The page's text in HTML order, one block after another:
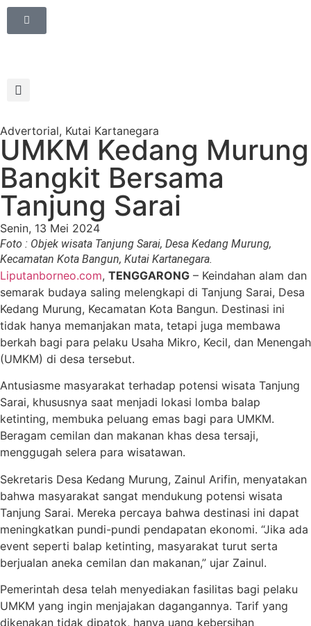
Advertorial, Kutai Kartanegara
UMKM Kedang Murung
Bangkit Bersama
Tanjung Sarai
Senin, 13 Mei 2024
Foto : Objek wisata Tanjung Sarai, Desa Kedang Murung,
Kecamatan Kota Bangun, Kutai Kartanegara.
Liputanborneo.com, TENGGARONG – Keindahan alam dan
semarak budaya saling melengkapi di Tanjung Sarai, Desa
Kedang Murung, Kecamatan Kota Bangun. Destinasi ini
tidak hanya memanjakan mata, tetapi juga membawa
berkah bagi para pelaku Usaha Mikro, Kecil, dan Menengah
(UMKM) di desa tersebut.
Antusiasme masyarakat terhadap potensi wisata Tanjung
Sarai, khususnya saat menjadi lokasi lomba balap
ketinting, membuka peluang emas bagi para UMKM.
Beragam cemilan dan makanan khas desa tersaji,
menggugah selera para wisatawan.
Sekretaris Desa Kedang Murung, Zainul Arifin, menyatakan
bahwa masyarakat sangat mendukung potensi wisata
Tanjung Sarai. Mereka percaya bahwa destinasi ini dapat
meningkatkan pundi-pundi pendapatan ekonomi. “Jika ada
event seperti balap ketinting, masyarakat turut serta
berjualan aneka cemilan dan makanan,” ujar Zainul.
Pemerintah desa telah menyediakan fasilitas bagi pelaku
UMKM yang ingin menjajakan dagangannya. Tarif yang
dikenakan tidak dipatok, hanya uang kebersihan